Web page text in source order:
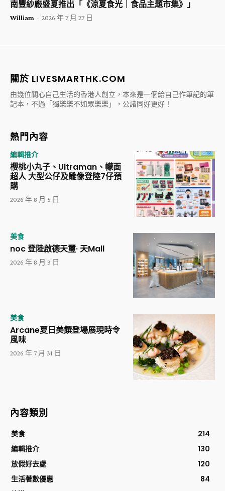
南豐紗廠盛夏推出「《涼夏食光｜食品主題市集》」
William - 2026 年 7 月 27 日
關於 LIVESMARTHK.COM
由幾位關心自己生活的香港人創立，本來是一個給自己作筆記的筆
記本，不過「獨樂樂不如眾樂樂」，公諸同好更好！
熱門內容
編輯推介
櫻桃小丸子、Ultraman、幪面
超人 大型公仔及雕像登陸7仔預
購
2026 年 8 月 5 日
美食
noc 登陸啟德天璽· 天Mall
2026 年 8 月 3 日
美食
Arcane夏日美饌登場展現時令
風味
2026 年 7 月 31 日
內容類別
美食
214
編輯推介
130
放假好去處
120
生活著數優惠
84